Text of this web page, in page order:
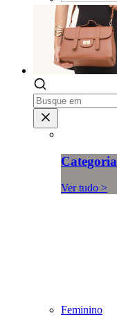
Categoria
Ver tudo >
Feminino